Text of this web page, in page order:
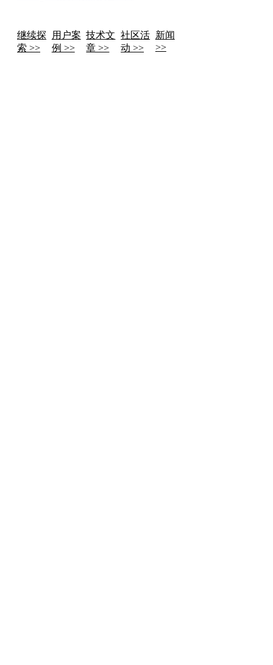
继续探
索 >>
用户案
例 >>
技术文
章 >>
社区活
动 >>
新闻
>>